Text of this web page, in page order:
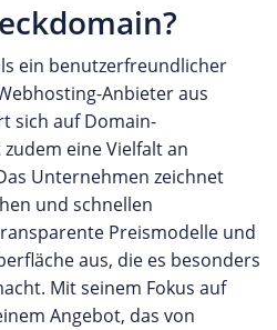
ein benutzerfreundlicher
Anbieter aus
sich auf Domain-
eine Vielfalt an
Unternehmen zeichnet
und schnellen
Preismodelle und
aus, die es besonders
Mit seinem Fokus auf
Angebot, das von